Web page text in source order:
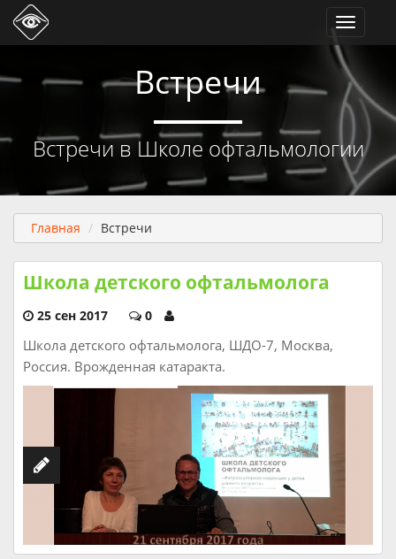
Встречи
Встречи в Школе офтальмологии
Toggle
Главная Встречи
Школа детского офтальмолога
25 сен 2017 0
Школа детского офтальмолога, ШДО-7, Москва,
Россия. Врожденная катаракта.